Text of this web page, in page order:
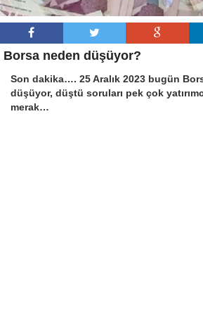
Borsa neden düşüyor?
Son dakika…. 25 Aralık 2023 bugün
düşüyor, düştü soruları pek çok
merak…